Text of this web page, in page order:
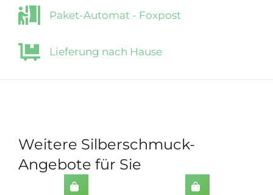
Paket-Automat - Foxpost
Lieferung nach Hause
Weitere Silberschmuck-
Angebote für Sie